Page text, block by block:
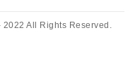
All Rights Reserved.